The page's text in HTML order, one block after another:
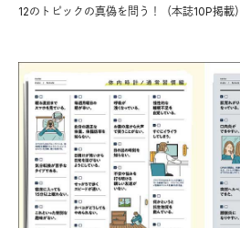
12のトピックの真偽を問う！（本誌10P掲載）